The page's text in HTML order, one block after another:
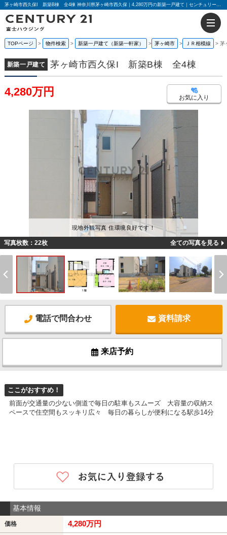
茅ヶ崎市西久保I 新築B棟 全4棟 神奈川県茅ヶ崎市西久保｜4,280万円の新築一戸建て｜センチュリー21富士ハウジング
TOPページ 物件検索 新築一戸建て（新築一軒家） 茅ヶ崎市 ＪＲ相模線 茅
新築一戸建て 茅ヶ崎市西久保I 新築B棟 全4棟
4,280万円 お気に入り
現地外観写真 住環境良好です！
写真枚数：22枚 全ての写真を見る
電話で問合わせ 資料請求
来店予約
ここがおすすめ！
前面が交通量の少ない側道で毎日の駐車もスムーズ 大容量の収納ス
ペースで住空間もスッキリ広々 毎日の暮らしが便利になる駅歩14分
基本情報
価格 4,280万円